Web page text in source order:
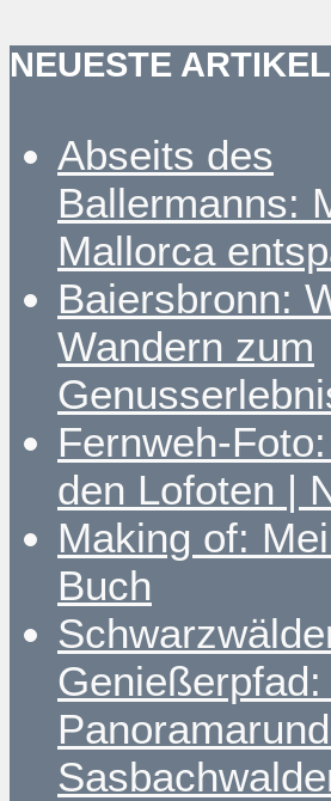
NEUESTE ARTIKEL
Abseits des
Ballermanns:
Mallorca
Baiersbronn:
Wandern zum
Fernweh-
den Lofoten |
Making of:
Buch